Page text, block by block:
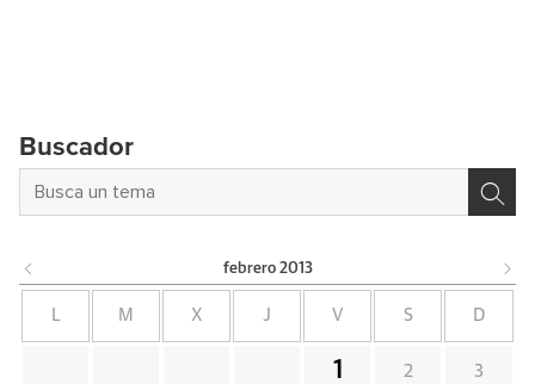
Buscador
febrero 2013
L M X J V S D
1 2 3